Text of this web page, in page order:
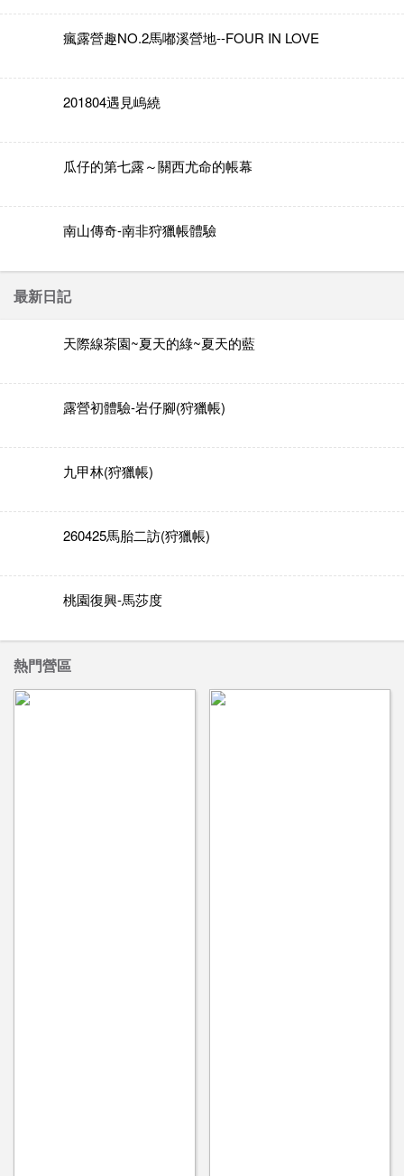
瘋露營趣NO.2馬嘟溪營地--FOUR IN LOVE
201804遇見嵨繞
瓜仔的第七露～關西尤命的帳幕
南山傳奇-南非狩獵帳體驗
最新日記
天際線茶園~夏天的綠~夏天的藍
露營初體驗-岩仔腳(狩獵帳)
九甲林(狩獵帳)
260425馬胎二訪(狩獵帳)
桃園復興-馬莎度
熱門營區